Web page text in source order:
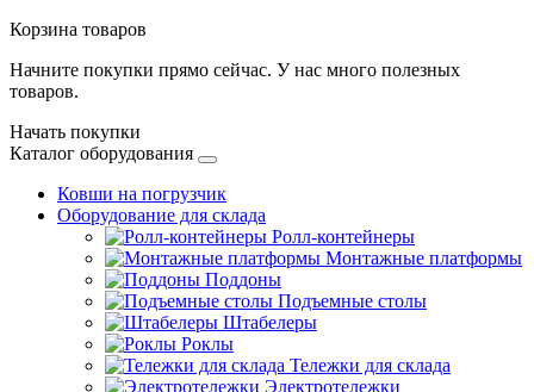
Корзина товаров
Начните покупки прямо сейчас. У нас много полезных
товаров.
Начать покупки
Каталог оборудования
Ковши на погрузчик
Оборудование для склада
Ролл-контейнеры
Монтажные платформы
Поддоны
Подъемные столы
Штабелеры
Роклы
Тележки для склада
Электротележки